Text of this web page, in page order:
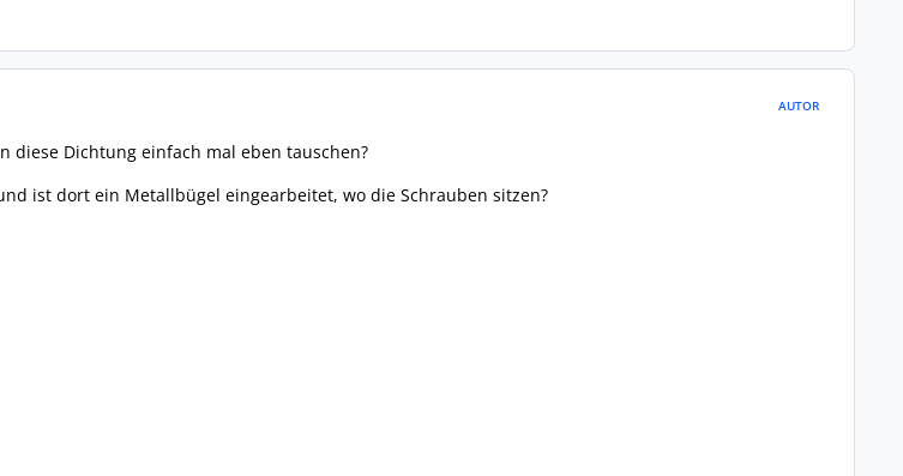
AUTOR
diese Dichtung einfach mal eben tauschen?
ist dort ein Metallbügel eingearbeitet, wo die Schrauben sitzen?